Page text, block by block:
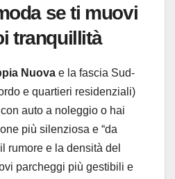
se ti muovi
tranquillità
Nuova e la fascia Sud-
e quartieri residenziali)
auto a noleggio o hai
più silenziosa e “da
rumore e la densità del
parcheggi più gestibili e